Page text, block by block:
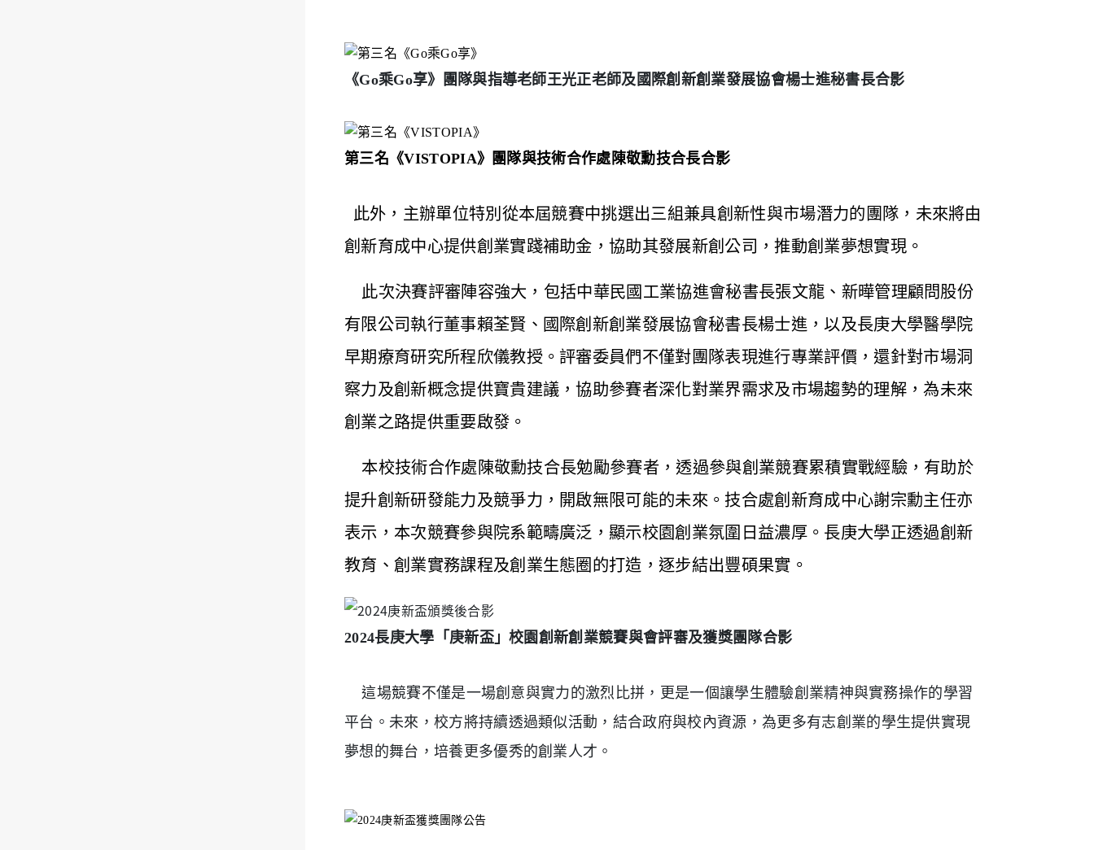
《Go乘Go享》團隊與指導老師王光正老師及國際創新創業發展協會楊士進秘書長合影
第三名《VISTOPIA》團隊與技術合作處陳敬勳技合長合影
此外，主辦單位特別從本屆競賽中挑選出三組兼具創新性與市場潛力的團隊，未來將由
創新育成中心提供創業實踐補助金，協助其發展新創公司，推動創業夢想實現。
此次決賽評審陣容強大，包括中華民國工業協進會秘書長張文龍、新曄管理顧問股份
有限公司執行董事賴荃賢、國際創新創業發展協會秘書長楊士進，以及長庚大學醫學院
早期療育研究所程欣儀教授。評審委員們不僅對團隊表現進行專業評價，還針對市場洞
察力及創新概念提供寶貴建議，協助參賽者深化對業界需求及市場趨勢的理解，為未來
創業之路提供重要啟發。
本校技術合作處陳敬勳技合長勉勵參賽者，透過參與創業競賽累積實戰經驗，有助於
提升創新研發能力及競爭力，開啟無限可能的未來。技合處創新育成中心謝宗勳主任亦
表示，本次競賽參與院系範疇廣泛，顯示校園創業氛圍日益濃厚。長庚大學正透過創新
教育、創業實務課程及創業生態圈的打造，逐步結出豐碩果實。
2024長庚大學「庚新盃」校園創新創業競賽與會評審及獲獎團隊合影
這場競賽不僅是一場創意與實力的激烈比拼，更是一個讓學生體驗創業精神與實務操作的學習
平台。未來，校方將持續透過類似活動，結合政府與校內資源，為更多有志創業的學生提供實現
夢想的舞台，培養更多優秀的創業人才。